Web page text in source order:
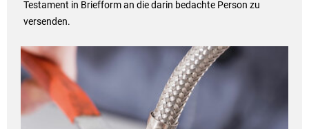
Testament in Briefform an die darin bedachte Person zu
versenden.